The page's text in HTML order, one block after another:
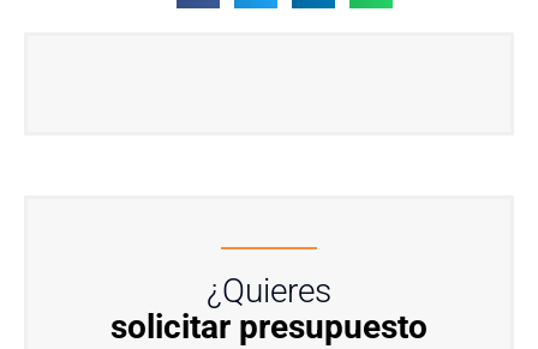
¿Quieres
solicitar presupuesto